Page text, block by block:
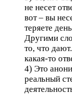
не несет
вот – вы
теряете
Другими
то, что
какая-то
4) Это
реальный